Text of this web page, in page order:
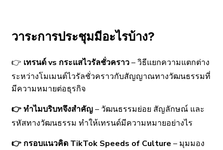
วาระการประชุมมีอะไรบ้าง?
👉 เทรนด์ vs กระแสไวรัลชั่วคราว– วิธีแยกความแตกต่าง
ระหว่างโมเมนต์ไวรัลชั่วคราวกับสัญญาณทางวัฒนธรรมที่
มีความหมายต่อธุรกิจ
👉 ทำไมบริบทจึงสำคัญ– วัฒนธรรมย่อย สัญลักษณ์ และ
รหัสทางวัฒนธรรม ทำให้เทรนด์มีความหมายอย่างไร
👉 กรอบแนวคิด TikTok Speeds of Culture – มุมมอง